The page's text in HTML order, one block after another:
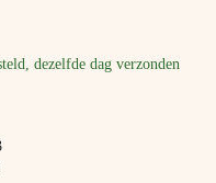
dezelfde dag verzonden